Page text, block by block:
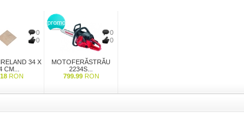
0
0
34 X
CM...
RON
promo
0
0
MOTOFERĂSTRĂU
2234S...
799.99 RON